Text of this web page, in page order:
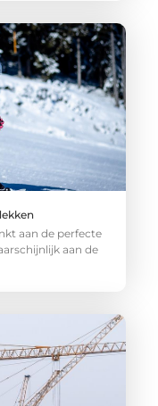
aan de perfecte
aan de